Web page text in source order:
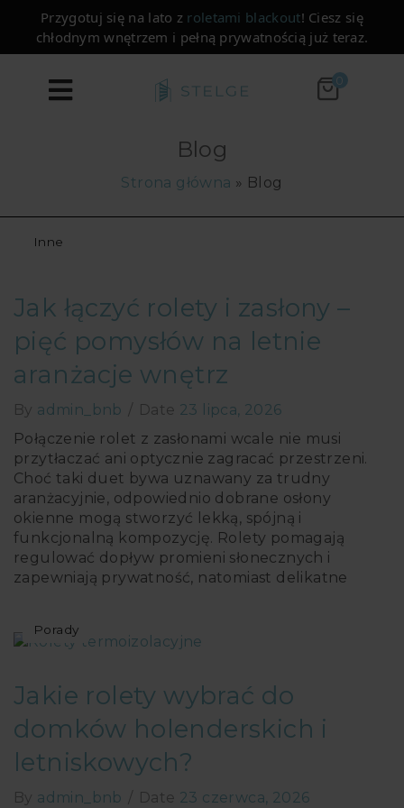
Przygotuj się na lato z roletami blackout! Ciesz się
chłodnym wnętrzem i pełną prywatnością już teraz.
0
Blog
Strona główna » Blog
Inne
Jak łączyć rolety i zasłony –
pięć pomysłów na letnie
aranżacje wnętrz
By admin_bnb / Date 23 lipca, 2026
Połączenie rolet z zasłonami wcale nie musi
przytłaczać ani optycznie zagracać przestrzeni.
Choć taki duet bywa uznawany za trudny
aranżacyjnie, odpowiednio dobrane osłony
okienne mogą stworzyć lekką, spójną i
funkcjonalną kompozycję. Rolety pomagają
regulować dopływ promieni słonecznych i
zapewniają prywatność, natomiast delikatne
na efektowne połączenie rolet i zasłon w swoim
Jak łączyć rolety i zasłony,
żeby nie przytłoczyć
pomieszczenia
Warto zacząć od jasnej, neutralnej bazy. Ciemne
Porady
Jakie rolety wybrać do
domków holenderskich i
letniskowych?
By admin_bnb / Date 23 czerwca, 2026